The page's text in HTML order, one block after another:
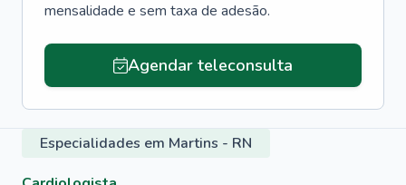
mensalidade e sem taxa de adesão.
Agendar teleconsulta
Especialidades em Martins - RN